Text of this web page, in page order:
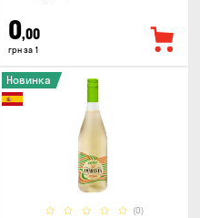
0,00
грн за 1
(0)
Новинка